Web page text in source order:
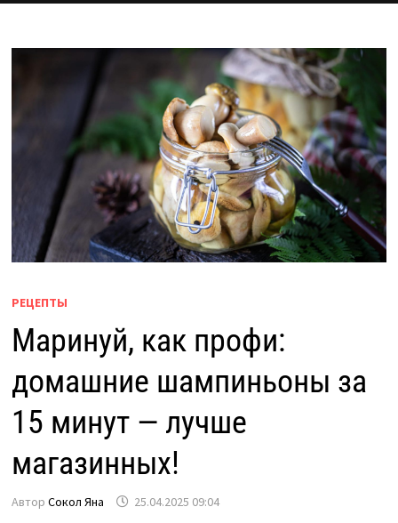
РЕЦЕПТЫ
Маринуй, как профи:
домашние шампиньоны за
15 минут — лучше
магазинных!
Автор Сокол Яна 25.04.2025 09:04